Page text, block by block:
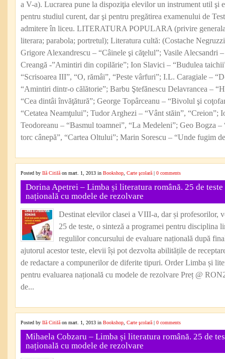
a V-a). Lucrarea pune la dispoziţia elevilor un instrument util şi
pentru studiul curent, dar şi pentru pregătirea examenului de
admitere în liceu. LITERATURA POPULARA (privire
literara; parabola; portretul); Literatura cultă: (Costache
Grigore Alexandrescu – “Câinele şi căţelul”; Vasile Alecsandri
Creangă -”Amintiri din copilărie”; Ion Slavici – “Budulea
“Scrisoarea III”, “O, rămâi”, “Peste vârfuri”; I.L. Caragiale –
“Amintiri dintr-o călătorie”; Barbu Ştefănescu Delavrancea –
“Cea dintâi învăţătură”; George Topârceanu – “Bivolul şi
“Cetatea Neamţului”; Tudor Arghezi – “Vânt stăin”, “Creion”;
Teodoreanu – “Basmul toamnei”, “La Medeleni”; Geo Bogza
torc cânepă”, “Cartea Oltului”; Marin Sorescu – “Unde fugim
Posted by Ilă Citilă on mart. 1, 2013 in Bookshop Carte şcolară | 0 comments
Dorina Apetrei – Limba și literatura română. 25 de
națională cu modele de rezolvare
Destinat elevilor clasei a VIII-a, dar și profesorilor,
25 de teste, o sinteză a programei pentru disciplina
regulilor concursului de evaluare națională după
ajutorul acestor teste, elevii își pot dezvolta abilitățile de
de redactare a compunerilor de diferite tipuri. Order Limba și
pentru evaluarea națională cu modele de rezolvare Preț @
de...
Posted by Ilă Citilă on mart. 1, 2013 in Bookshop Carte şcolară | 0 comments
Mihaela Cobzaru – Limba și literatura română. 25 de
națională cu modele de rezolvare